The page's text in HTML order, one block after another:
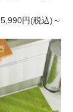
5,990円(税込)～